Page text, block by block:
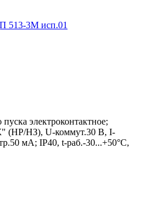
электроконтактное;
(НР/НЗ), U-коммут.30 В, I-
мА; IP40, t-раб.-30...+50°С,